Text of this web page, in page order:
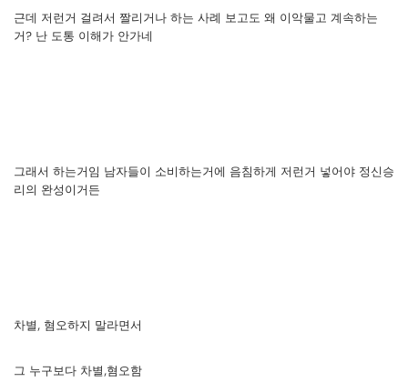
근데 저런거 걸려서 짤리거나 하는 사례 보고도 왜 이악물고 계속하는
거? 난 도통 이해가 안가네
그래서 하는거임 남자들이 소비하는거에 음침하게 저런거 넣어야 정신승
리의 완성이거든
차별, 혐오하지 말라면서
그 누구보다 차별,혐오함